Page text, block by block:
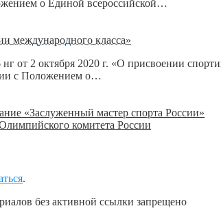
о Единой всероссийской…
международного класса»
от 2 октября 2020 г. «О присвоении
с Положением о…
«Заслуженный мастер спорта России»
комитета России
.
без активной ссылки запрещено